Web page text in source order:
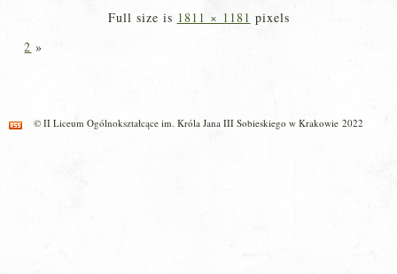
Full size is 1811 × 1181 pixels
2 »
© II Liceum Ogólnokształcące im. Króla Jana III Sobieskiego w Krakowie 2022